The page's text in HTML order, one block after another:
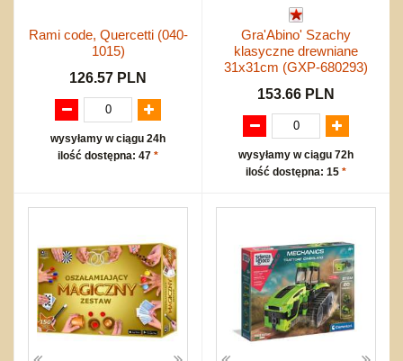
Rami code, Quercetti (040-
1015)
126.57 PLN
wysyłamy w ciągu 24h
ilość dostępna: 47 *
Gra'Abino' Szachy
klasyczne drewniane
31x31cm (GXP-680293)
153.66 PLN
wysyłamy w ciągu 72h
ilość dostępna: 15 *